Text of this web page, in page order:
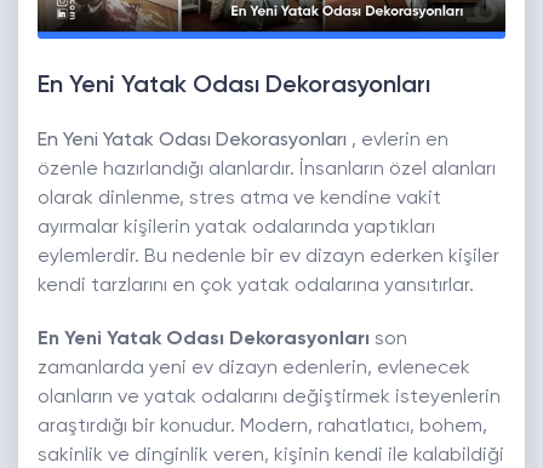
En Yeni Yatak Odası Dekorasyonları
En Yeni Yatak Odası Dekorasyonları , evlerin en
özenle hazırlandığı alanlardır. İnsanların özel alanları
olarak dinlenme, stres atma ve kendine vakit
ayırmalar kişilerin yatak odalarında yaptıkları
eylemlerdir. Bu nedenle bir ev dizayn ederken kişiler
kendi tarzlarını en çok yatak odalarına yansıtırlar.
En Yeni Yatak Odası Dekorasyonları son
zamanlarda yeni ev dizayn edenlerin, evlenecek
olanların ve yatak odalarını değiştirmek isteyenlerin
araştırdığı bir konudur. Modern, rahatlatıcı, bohem,
sakinlik ve dinginlik veren, kişinin kendi ile kalabildiği